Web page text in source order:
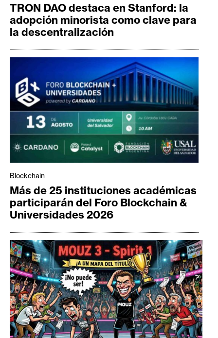
TRON DAO destaca en Stanford: la
adopción minorista como clave para
la descentralización
Blockchain
Más de 25 instituciones académicas
participarán del Foro Blockchain &
Universidades 2026